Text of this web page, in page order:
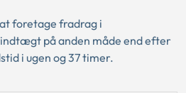
foretage fradrag i
på anden måde end efter
i ugen og 37 timer.